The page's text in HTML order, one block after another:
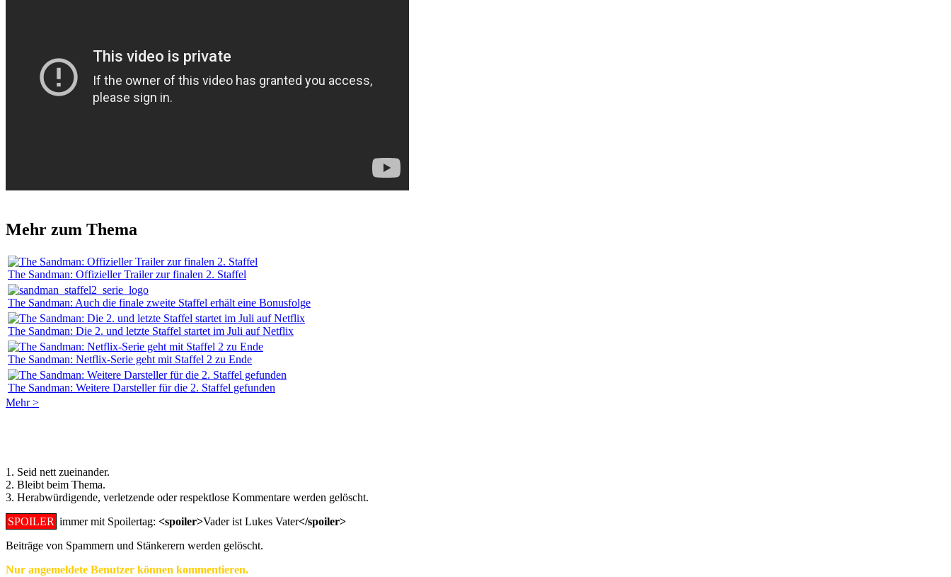
Mehr zum Thema
The Sandman: Offizieller Trailer zur finalen 2. Staffel
The Sandman: Auch die finale zweite Staffel erhält eine Bonusfolge
The Sandman: Die 2. und letzte Staffel startet im Juli auf Netflix
The Sandman: Netflix-Serie geht mit Staffel 2 zu Ende
The Sandman: Weitere Darsteller für die 2. Staffel gefunden
Mehr >
1. Seid nett zueinander.
2. Bleibt beim Thema.
3. Herabwürdigende, verletzende oder respektlose Kommentare werden gelöscht.
SPOILER immer mit Spoilertag: <spoiler>Vader ist Lukes Vater</spoiler>
Beiträge von Spammern und Stänkerern werden gelöscht.
Nur angemeldete Benutzer können kommentieren.